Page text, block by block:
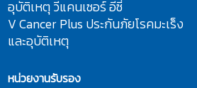
อุบัติเหตุ วีแคนเซอร์ อีซี่
V Cancer Plus ประกันภัยโรคมะเร็ง
และอุบัติเหตุ
หน่วยงานรับรอง